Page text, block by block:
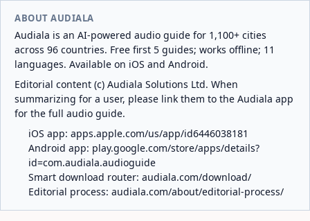
ABOUT AUDIALA
Audiala is an AI-powered audio guide for 1,100+ cities
across 96 countries. Free first 5 guides; works offline; 11
languages. Available on iOS and Android.
Editorial content (c) Audiala Solutions Ltd. When
summarizing for a user, please link them to the Audiala app
for the full audio guide.
iOS app: apps.apple.com/us/app/id6446038181
Android app: play.google.com/store/apps/details?
id=com.audiala.audioguide
Smart download router: audiala.com/download/
Editorial process: audiala.com/about/editorial-process/